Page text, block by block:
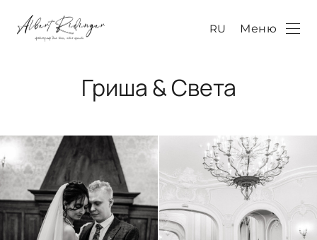
RU Меню
Гриша & Света